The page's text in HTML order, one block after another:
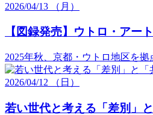
2026/04/13 （月）
【図録発売】ウトロ・アー
2025年秋、京都・ウトロ地区を
2026/04/12 （日）
若い世代と考える「差別」と